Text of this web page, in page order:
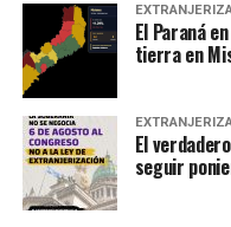
El Paraná
tierra en
El
seguir